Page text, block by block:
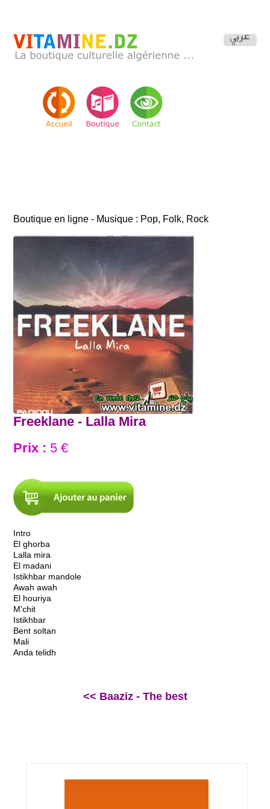
Boutique en ligne - Musique : Pop, Folk, Rock
Freeklane - Lalla Mira
Prix : 5 €
Intro
El ghorba
Lalla mira
El madani
Istikhbar mandole
Awah awah
El houriya
M'chit
Istikhbar
Bent soltan
Mali
Anda telidh
<< Baaziz - The best